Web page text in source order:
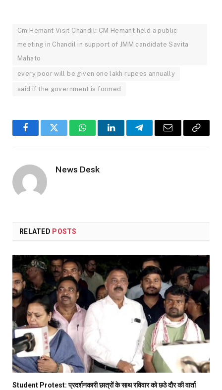
Cm Hemant Visit Chandil: CM Hemant held a public
meeting in Chandil in support of JMM candidate Savita
Mahato
every poor will be given one lakh rupees annually
said if the government is formed
FacebookTwitter WhatsAppLinkedInTelegramEmail
Copy
News Desk
RELATED POSTS
Student Protest: प्रदर्शनकारी छात्रों के साथ रविवार को छठे दौर की वार्ता